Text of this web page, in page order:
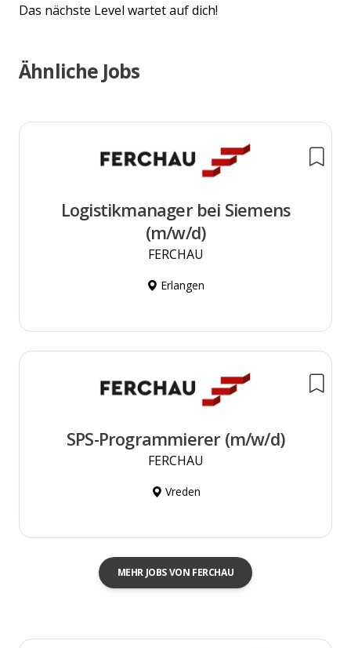
Das nächste Level wartet auf dich!
Ähnliche Jobs
Logistikmanager bei Siemens
(m/w/d)
FERCHAU
Erlangen
SPS-Programmierer (m/w/d)
FERCHAU
Vreden
MEHR JOBS VON FERCHAU